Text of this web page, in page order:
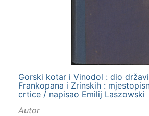
Gorski kotar i Vinodol : dio
Frankopana i Zrinskih :
crtice / napisao Emilij Laszowski
Autor